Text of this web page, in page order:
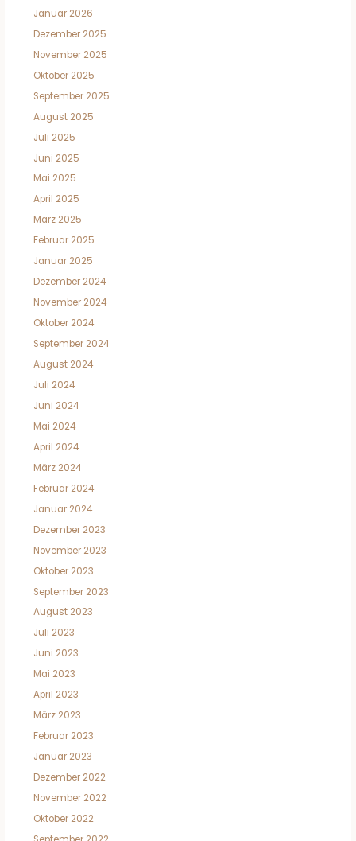
Januar 2026
Dezember 2025
November 2025
Oktober 2025
September 2025
August 2025
Juli 2025
Juni 2025
Mai 2025
April 2025
März 2025
Februar 2025
Januar 2025
Dezember 2024
November 2024
Oktober 2024
September 2024
August 2024
Juli 2024
Juni 2024
Mai 2024
April 2024
März 2024
Februar 2024
Januar 2024
Dezember 2023
November 2023
Oktober 2023
September 2023
August 2023
Juli 2023
Juni 2023
Mai 2023
April 2023
März 2023
Februar 2023
Januar 2023
Dezember 2022
November 2022
Oktober 2022